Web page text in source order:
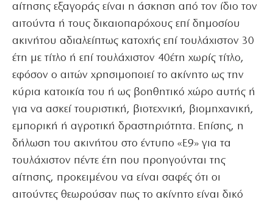
αίτησης εξαγοράς είναι η άσκηση από τον ίδιο τον
αιτούντα ή τους δικαιοπαρόχους επί δημοσίου
ακινήτου αδιαλείπτως κατοχής επί τουλάχιστον 30
έτη με τίτλο ή επί τουλάχιστον 40έτη χωρίς τίτλο,
εφόσον ο αιτών χρησιμοποιεί το ακίνητο ως την
κύρια κατοικία του ή ως βοηθητικό χώρο αυτής ή
για να ασκεί τουριστική, βιοτεχνική, βιομηχανική,
εμπορική ή αγροτική δραστηριότητα. Επίσης, η
δήλωση του ακινήτου στο έντυπο «Ε9» για τα
τουλάχιστον πέντε έτη που προηγούνται της
αίτησης, προκειμένου να είναι σαφές ότι οι
αιτούντες θεωρούσαν πως το ακίνητο είναι δικό